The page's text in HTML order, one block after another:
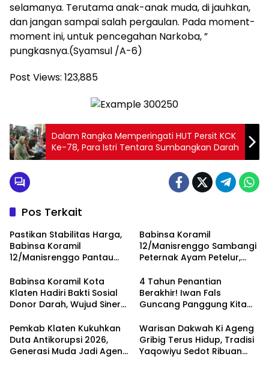
selamanya. Terutama anak-anak muda, di jauhkan,
dan jangan sampai salah pergaulan. Pada moment-
moment ini, untuk pencegahan Narkoba, ”
pungkasnya.(Syamsul /A-6)
Post Views: 123,885
Dalam Rangka Memperingati HUT Persit KCK
Ke-78, Para Istri Tentara Sumbangkan Darah
Pos Terkait
Pastikan Stabilitas Harga,
Babinsa Koramil
12/Manisrenggo Pantau
Klewer
Babinsa Koramil
12/Manisrenggo Sambangi
Peternak Ayam Petelur,
Dan Perekonomian Warga
Babinsa Koramil Kota
Klaten Hadiri Bakti Sosial
Donor Darah, Wujud Sinergi
Ketersediaan Stok Darah
4 Tahun Penantian
Berakhir! Iwan Fals
Guncang Panggung Kita
Ayolah Mulai
Pemkab Klaten Kukuhkan
Duta Antikorupsi 2026,
Generasi Muda Jadi Agen
Warisan Dakwah Ki Ageng
Gribig Terus Hidup, Tradisi
Yaqowiyu Sedot Ribuan